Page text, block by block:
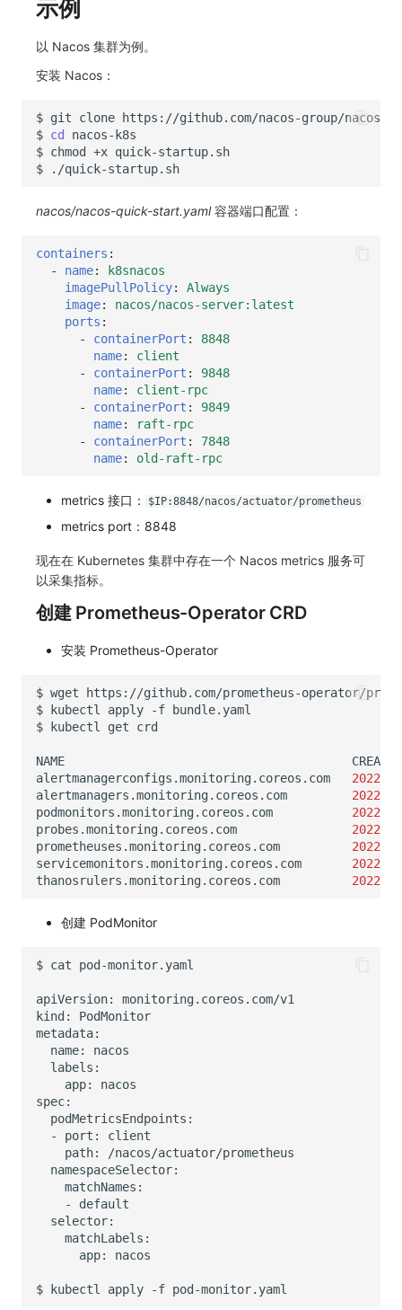
示例
以 Nacos 集群为例。
安装 Nacos：
$ git
clone
$ cd
$ chmod +x
$
nacos/nacos-quick-start.yaml容器端口配置：
containers :
-
name:
k8snacos
imagePullPolicy:
Always
image:
nacos/nacos-server:latest
ports :
-
containerPort :
8848
name:
client
-
containerPort :
9848
name:
client-rpc
-
containerPort :
9849
name:
raft-rpc
-
containerPort :
7848
name: old-raft-rpc
metrics 接口： $IP:8848/nacos/actuator/prometheus
metrics port：8848
现在在 Kubernetes 集群中存在一个 Nacos metrics 服务可
以采集指标。
创建 Prometheus-Operator CRD
安装 Prometheus-Operator
$ wget
$ kubectl apply -f
$ kubectl get
NAME
CREATED
alertmanagerconfigs.monitoring.coreos.com
2022
alertmanagers.monitoring.coreos.com
2022
podmonitors.monitoring.coreos.com
2022
probes.monitoring.coreos.com
2022
prometheuses.monitoring.coreos.com
2022
servicemonitors.monitoring.coreos.com
2022
thanosrulers.monitoring.coreos.com
2022
创建 PodMonitor
$ cat
apiVersion:
kind:
name:
app:
-
port:
path:
-
app:
$ kubectl apply -f